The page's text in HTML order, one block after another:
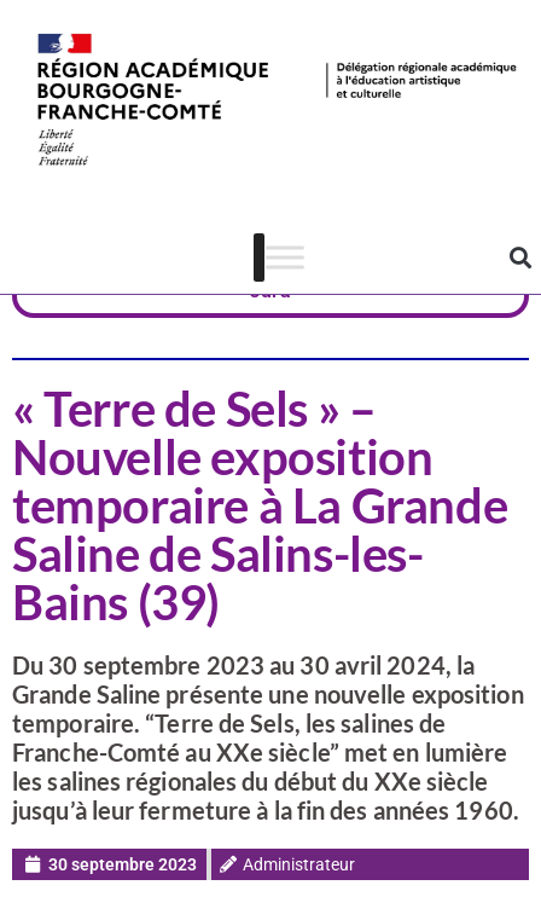
Jura
« Terre de Sels » –
Nouvelle exposition
temporaire à La Grande
Saline de Salins-les-
Bains (39)
Du 30 septembre 2023 au 30 avril 2024, la
Grande Saline présente une nouvelle exposition
temporaire. “Terre de Sels, les salines de
Franche-Comté au XXe siècle” met en lumière
les salines régionales du début du XXe siècle
jusqu’à leur fermeture à la fin des années 1960.
30 septembre 2023 Administrateur